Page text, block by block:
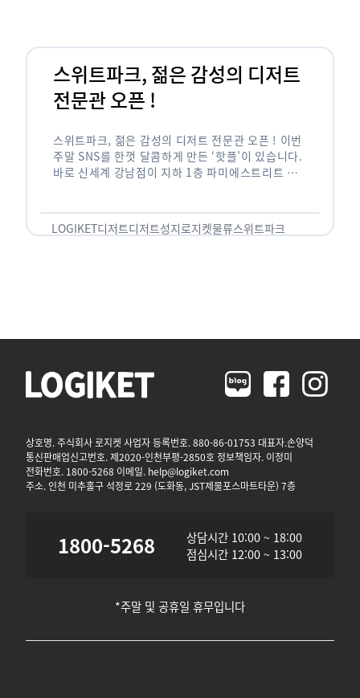
스위트파크, 젊은 감성의 디저트
전문관 오픈 !
스위트파크, 젊은 감성의 디저트 전문관 오픈 ! 이번
주말 SNS를 한껏 달콤하게 만든 ‘핫플’이 있습니다.
바로 신세계 강남점이 지하 1층 파미에스트리트 분
LOGIKET디저트디저트성지 로지켓물류스위트파크
상호명. 주식회사 로지켓 사업자 등록번호. 880-86-01753 대표자.손양덕
통신판매업신고번호. 제2020-인천부평-2850호 정보책임자. 이정미
전화번호. 1800-5268 이메일. help@logiket.com
주소. 인천 미추홀구 석정로 229 (도화동, JST제물포스마트타운) 7층
1800-5268
상담시간 10:00 ~ 18:00
점심시간 12:00 ~ 13:00
*주말 및 공휴일 휴무입니다